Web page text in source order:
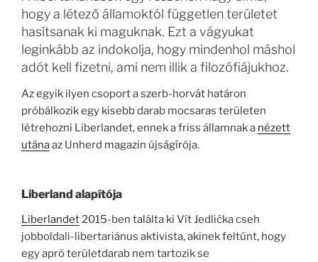
hogy a létező államoktól független területet
hasítsanak ki maguknak. Ezt a vágyukat
leginkább az indokolja, hogy mindenhol máshol
adót kell fizetni, ami nem illik a filozófiájukhoz.
Az egyik ilyen csoport a szerb-horvát határon
próbálkozik egy kisebb darab mocsaras területen
létrehozni Liberlandet, ennek a friss államnak a nézett
utánaaz Unherd magazin újságírója.
Liberland alapítója
Liberlandet2015-ben találta ki Vít Jedlička cseh
jobboldali-libertariánus aktivista, akinek feltűnt, hogy
egy apró területdarab nem tartozik se